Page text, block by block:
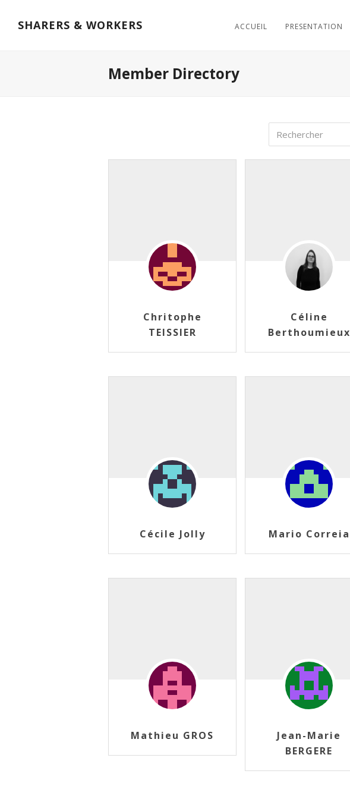
SHARERS & WORKERS ACCUEIL PRESENTATION
Member Directory
Chritophe
TEISSIER
Céline
Berthoumieux
Cécile Jolly Mario Correia
Mathieu GROS
Jean-Marie
BERGERE